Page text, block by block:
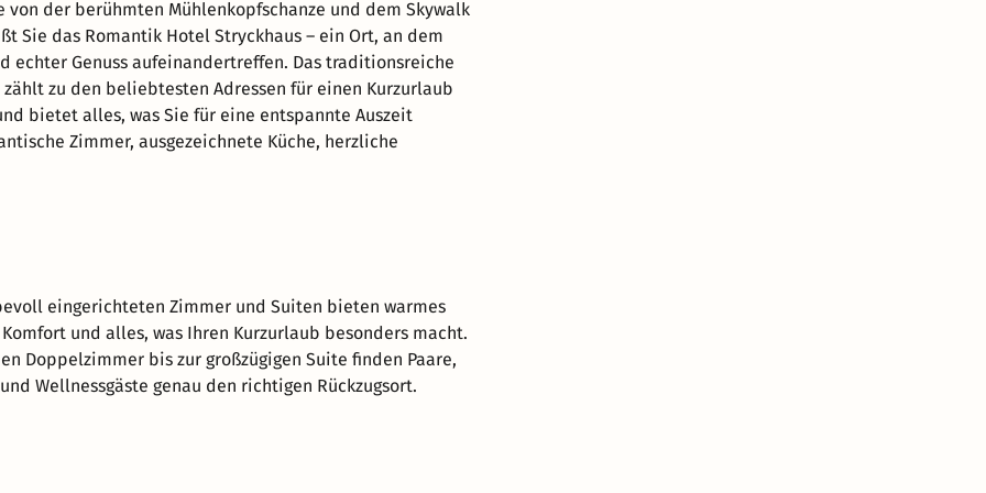
von der berühmten Mühlenkopfschanze und dem Skywalk
Sie das Romantik Hotel Stryckhaus – ein Ort, an dem
echter Genuss aufeinandertreffen. Das traditionsreiche
zu den beliebtesten Adressen für einen Kurzurlaub
bietet alles, was Sie für eine entspannte Auszeit
Zimmer, ausgezeichnete Küche, herzliche
eingerichteten Zimmer und Suiten bieten warmes
und alles, was Ihren Kurzurlaub besonders macht.
Doppelzimmer bis zur großzügigen Suite finden Paare,
Wellnessgäste genau den richtigen Rückzugsort.